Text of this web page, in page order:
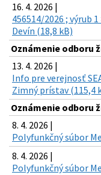
16. 4. 2026 |
456514/2026 ; výrub
Devín (18,8 kB)
Oznámenie odboru
13. 4. 2026 |
Info pre verejnosť
Zimný prístav (115,4
Oznámenie odboru
8. 4. 2026 |
Polyfunkčný súbor
8. 4. 2026 |
Polyfunkčný súbor